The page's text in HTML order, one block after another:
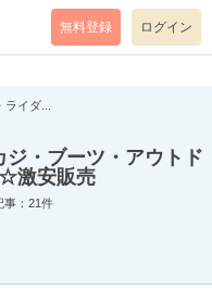
mode=return level=notice
無料登録 ログイン
イダ...
・ブーツ・アウトド
激安販売
事：21件